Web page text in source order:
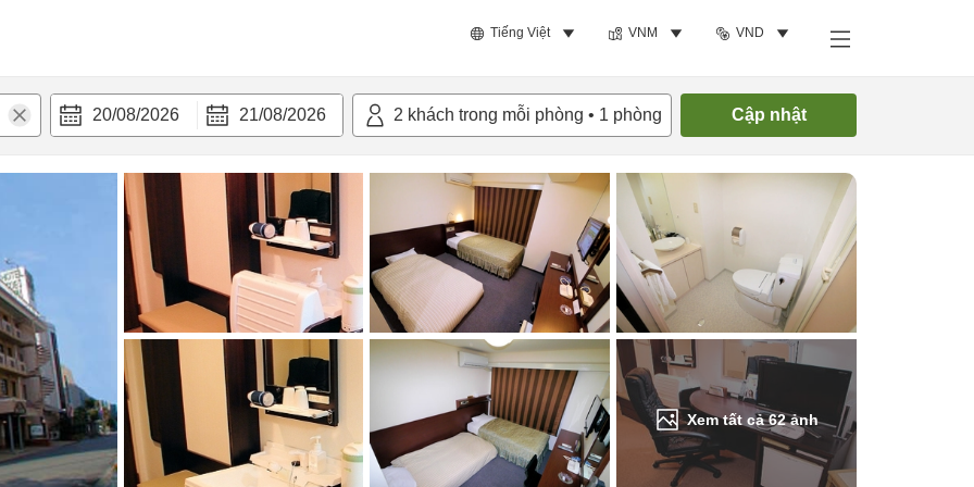
Tiếng Việt VNM VND
20/08/2026 21/08/2026 2 khách trong mỗi phòng • 1 phòng Cập nhật
Xem tất cả62ảnh
nghi Tìm phòng trống